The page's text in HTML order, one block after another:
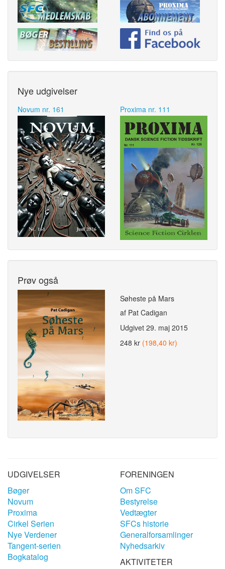
Nye udgivelser
Novum nr. 161 Proxima nr. 111
Prøv også
Søheste på Mars
af Pat Cadigan
Udgivet 29. maj 2015
248 kr (198,40 kr)
UDGIVELSER
Bøger
Novum
Proxima
Cirkel Serien
Nye Verdener
Tangent-serien
Bogkatalog
FORENINGEN
Om SFC
Bestyrelse
Vedtægter
SFCs historie
Generalforsamlinger
Nyhedsarkiv
AKTIVITETER